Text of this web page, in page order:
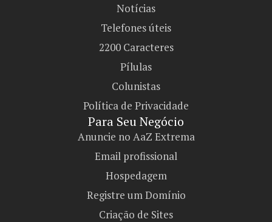
Notícias
Telefones úteis
2200 Caracteres
Pílulas
Colunistas
Política de Privacidade
Para Seu Negócio​
Anuncie no AaZ Extrema
Email profissional
Hospedagem
Registre um Domínio
Criação de Sites